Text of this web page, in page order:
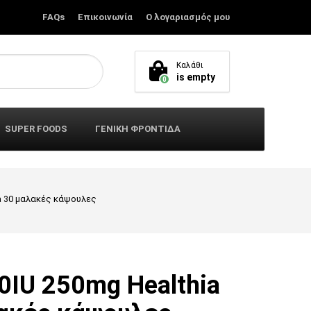
FAQs Επικοινωνία Ο λογαριασμός μου
0
Καλάθι
is empty
SUPER FOODS ΓΕΝΙΚΗ ΦΡΟΝΤΙΔΑ
30 μαλακές κάψουλες
250mg Healthia